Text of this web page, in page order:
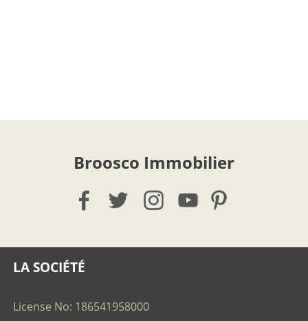
Broosco Immobilier
LA SOCIÉTÉ
License No: 186541958000